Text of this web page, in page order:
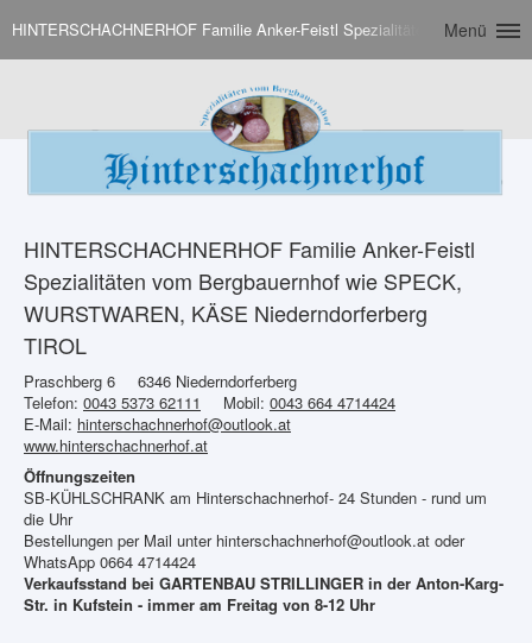
HINTERSCHACHNERHOF Familie Anker-Feistl Spezialitäten vomMenü
HINTERSCHACHNERHOF Familie Anker-Feistl
Spezialitäten vom Bergbauernhof wie SPECK,
WURSTWAREN, KÄSE Niederndorferberg
TIROL
Praschberg 6
6346 Niederndorferberg
Telefon: 0043 5373 62111 Mobil: 0043 664 4714424
E-Mail: hinterschachnerhof@outlook.at
www.hinterschachnerhof.at
Öffnungszeiten
SB-KÜHLSCHRANK am Hinterschachnerhof- 24 Stunden - rund um
die Uhr
Bestellungen per Mail unter hinterschachnerhof@outlook.at oder
WhatsApp 0664 4714424
Verkaufsstand bei GARTENBAU STRILLINGER in der Anton-Karg-
Str. in Kufstein - immer am Freitag von 8-12 Uhr